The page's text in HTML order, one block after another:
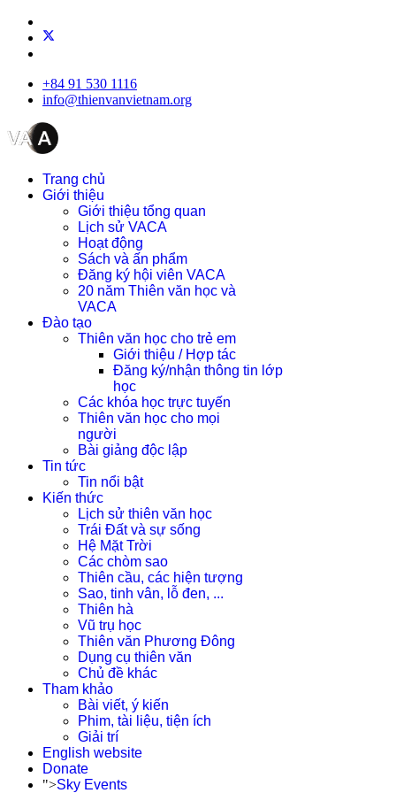
+84 91 530 1116
info@thienvanvietnam.org
Trang chủ
Giới thiệu
Giới thiệu tổng quan
Lịch sử VACA
Hoạt động
Sách và ấn phẩm
Đăng ký hội viên VACA
20 năm Thiên văn học và
VACA
Đào tạo
Thiên văn học cho trẻ em
Giới thiệu / Hợp tác
Đăng ký/nhận thông tin lớp
học
Các khóa học trực tuyến
Thiên văn học cho mọi
người
Bài giảng độc lập
Tin tức
Tin nổi bật
Kiến thức
Lịch sử thiên văn học
Trái Đất và sự sống
Hệ Mặt Trời
Các chòm sao
Thiên cầu, các hiện tượng
Sao, tinh vân, lỗ đen, ...
Thiên hà
Vũ trụ học
Thiên văn Phương Đông
Dụng cụ thiên văn
Chủ đề khác
Tham khảo
Bài viết, ý kiến
Phim, tài liệu, tiện ích
Giải trí
English website
Donate
">Sky Events